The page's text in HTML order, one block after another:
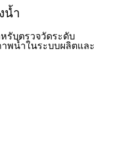
น้ำ
รับตรวจวัดระดับ
พน้ำในระบบผลิตและ